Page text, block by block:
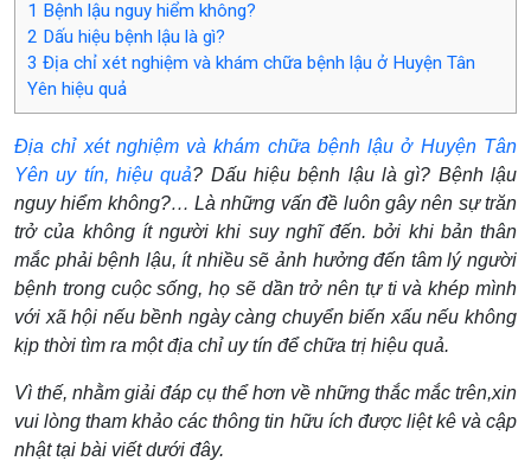
1 Bệnh lậu nguy hiểm không?
2 Dấu hiệu bệnh lậu là gì?
3 Địa chỉ xét nghiệm và khám chữa bệnh lậu ở Huyện Tân
Yên hiệu quả
Địa chỉ xét nghiệm và khám chữa bệnh lậu ở Huyện Tân
Yên uy tín, hiệu quả? Dấu hiệu bệnh lậu là gì? Bệnh lậu
nguy hiểm không?… Là những vấn đề luôn gây nên sự trăn
trở của không ít người khi suy nghĩ đến. bởi khi bản thân
mắc phải bệnh lậu, ít nhiều sẽ ảnh hưởng đến tâm lý người
bệnh trong cuộc sống, họ sẽ dần trở nên tự ti và khép mình
với xã hội nếu bềnh ngày càng chuyển biến xấu nếu không
kịp thời tìm ra một địa chỉ uy tín để chữa trị hiệu quả.
Vì thế, nhằm giải đáp cụ thể hơn về những thắc mắc trên,xin
vui lòng tham khảo các thông tin hữu ích được liệt kê và cập
nhật tại bài viết dưới đây.